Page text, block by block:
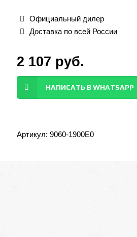
Официальный дилер
Доставка по всей России
2 107 руб.
НАПИСАТЬ В WHATSAPP
Артикул: 9060-1900E0